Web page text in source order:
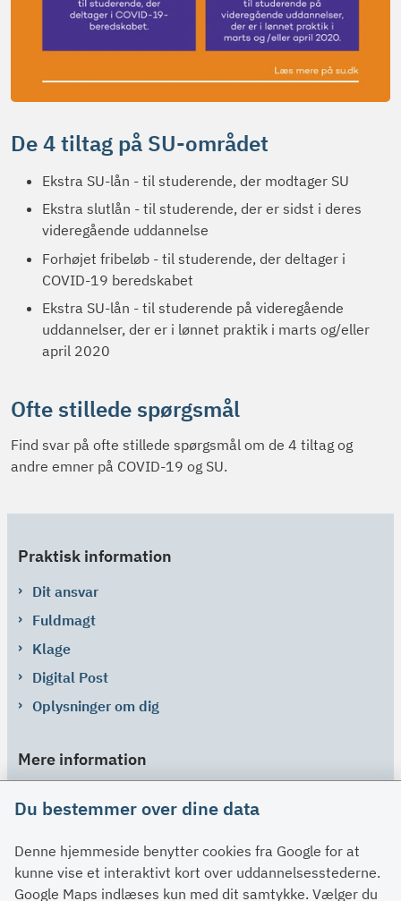
De 4 tiltag på SU-området
Ekstra SU-lån - til studerende, der modtager SU
Ekstra slutlån - til studerende, der er sidst i deres
videregående uddannelse
Forhøjet fribeløb - til studerende, der deltager i
COVID-19 beredskabet
Ekstra SU-lån - til studerende på videregående
uddannelser, der er i lønnet praktik i marts og/eller
april 2020
Ofte stillede spørgsmål
Find svar på ofte stillede spørgsmål om de 4 tiltag og
andre emner på COVID-19 og SU.
Praktisk information
Dit ansvar
Fuldmagt
Klage
Digital Post
Oplysninger om dig
Mere information
Spørgsmål og svar
Kontakt
Du bestemmer over dine data
Denne hjemmeside benytter cookies fra Google for at
kunne vise et interaktivt kort over uddannelsesstederne.
Google Maps indlæses kun med dit samtykke. Vælger du